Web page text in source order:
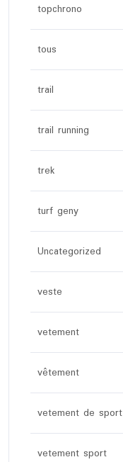
topchrono
tous
trail
trail running
trek
turf geny
Uncategorized
veste
vetement
vêtement
vetement de sport
vetement sport